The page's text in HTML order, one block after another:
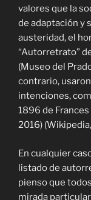
valores que la
de adaptación y
austeridad, el
“Autorretrato”
(Museo del
contrario,
intenciones,
1896 de
2016)
En cualquier
listado de
pienso que
mirada